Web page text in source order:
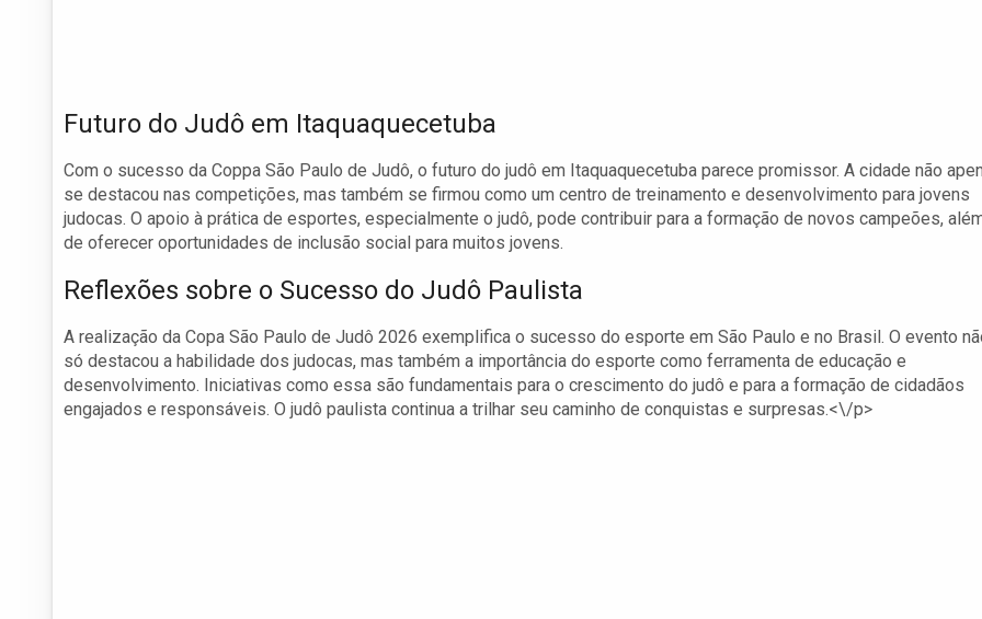
Futuro do Judô em Itaquaquecetuba
Com o sucesso da Coppa São Paulo de Judô, o futuro do judô em Itaquaquecetuba parece promissor. A cidade não
se destacou nas competições, mas também se firmou como um centro de treinamento e desenvolvimento para jovens
judocas. O apoio à prática de esportes, especialmente o judô, pode contribuir para a formação de novos campeões,
de oferecer oportunidades de inclusão social para muitos jovens.
Reflexões sobre o Sucesso do Judô Paulista
A realização da Copa São Paulo de Judô 2026 exemplifica o sucesso do esporte em São Paulo e no Brasil. O evento
só destacou a habilidade dos judocas, mas também a importância do esporte como ferramenta de educação e
desenvolvimento. Iniciativas como essa são fundamentais para o crescimento do judô e para a formação de cidadãos
engajados e responsáveis. O judô paulista continua a trilhar seu caminho de conquistas e surpresas.<\/p>